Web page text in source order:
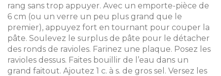
rang sans trop appuyer. Avec un emporte-pièce de
6 cm (ou un verre un peu plus grand que le
premier), appuyez fort en tournant pour couper la
pâte. Soulevez le surplus de pâte pour le détacher
des ronds de ravioles. Farinez une plaque. Posez les
ravioles dessus. Faites bouillir de l’eau dans un
grand faitout. Ajoutez 1 c. à s. de gros sel. Versez les